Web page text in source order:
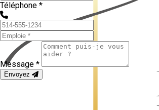
Téléphone *
Message *
Envoyez